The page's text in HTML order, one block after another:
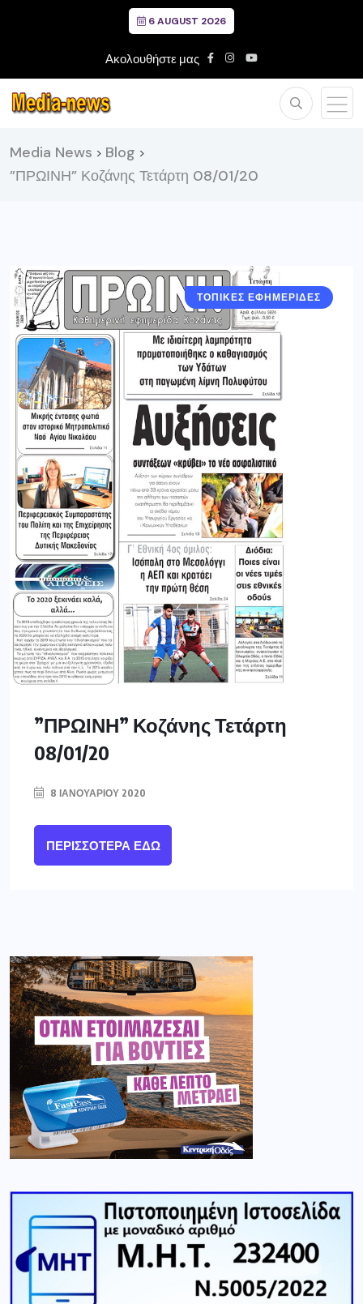
6 AUGUST 2026
Ακολουθήστε μας
Media News > Blog >
”ΠΡΩΙΝΗ” Κοζάνης Τετάρτη 08/01/20
ΤΟΠΙΚΕΣ ΕΦΗΜΕΡΙΔΕΣ
”ΠΡΩΙΝΗ” Κοζάνης Τετάρτη
08/01/20
8 ΙΑΝΟΥΑΡΊΟΥ 2020
ΠΕΡΙΣΣΌΤΕΡΑ ΕΔΏ